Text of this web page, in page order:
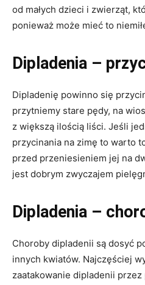
od małych dzieci i zwierząt,
ponieważ może mieć to
Dipladenia –
Dipladenię powinno się
przytniemy stare pędy, na
z większą ilością liści. Jeśli
przycinania na zimę to warto
przed przeniesieniem jej na
jest dobrym zwyczajem
Dipladenia –
Choroby dipladenii są dosyć
innych kwiatów. Najczęściej
zaatakowanie dipladenii